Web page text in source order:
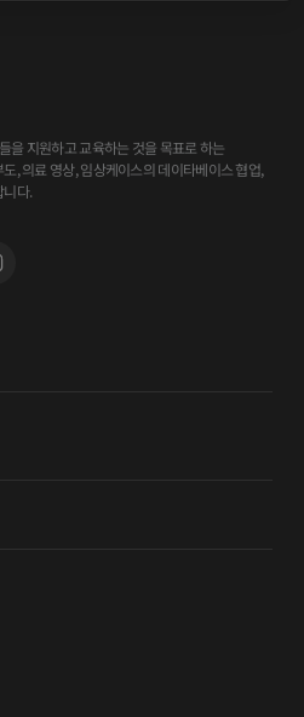
을 지원하고 교육하는 것을 목표로 하는
, 의료 영상, 임상케이스의 데이타베이스 협업,
다.